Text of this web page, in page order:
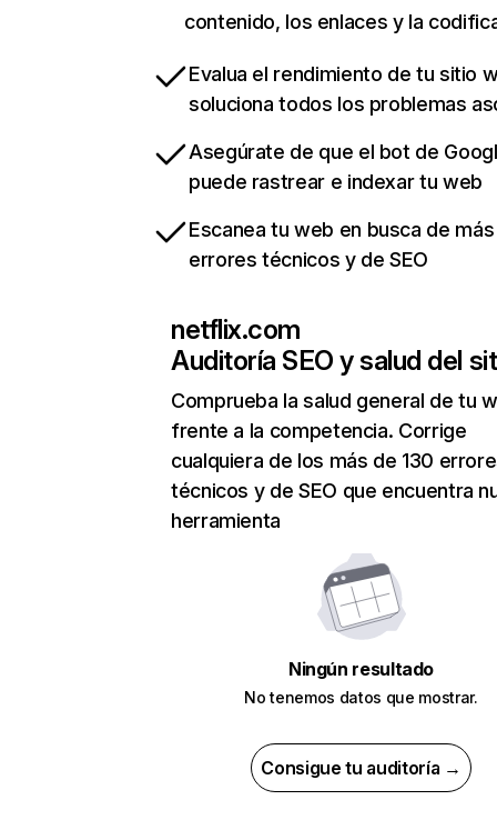
contenido, los enlaces y la
Evalua el rendimiento de tu sitio
soluciona todos los problemas
Asegúrate de que el bot de
puede rastrear e indexar tu web
Escanea tu web en busca de
errores técnicos y de SEO
netflix.com
Auditoría SEO y salud del
Comprueba la salud general de tu
frente a la competencia. Corrige
cualquiera de los más de 130
técnicos y de SEO que encuentra
herramienta
Ningún resultado
No tenemos datos que mostrar.
Consigue tu auditoría →